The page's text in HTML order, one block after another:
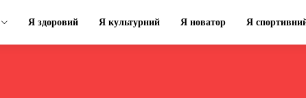
Я здоровий Я культурний Я новатор Я